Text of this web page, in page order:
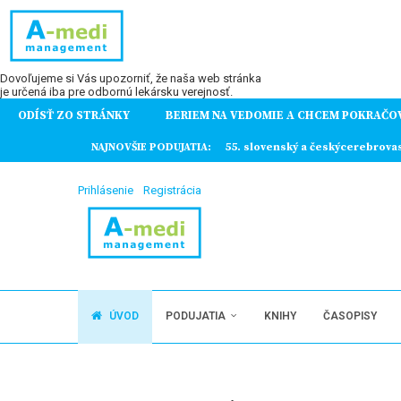
Dovoľujeme si Vás upozorniť, že naša web stránka
je určená iba pre odbornú lekársku verejnosť.
ODÍSŤ ZO STRÁNKY BERIEM NA VEDOMIE A CHCEM
NAJNOVŠIE PODUJATIA: 55. slovenský a
Prihlásenie Registrácia
ÚVOD PODUJATIA KNIHY ČASOPISY